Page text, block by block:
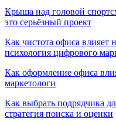
Крыша над головой
это серьёзный проект
Как чистота офиса влияет
психология цифрового
Как оформление офиса
маркетологи
Как выбрать подрядчика
стратегия поиска и оценки